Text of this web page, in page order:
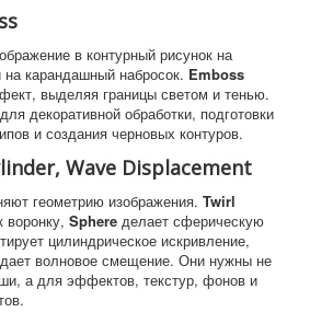
в контурный рисунок на
карандашный набросок. Emboss
выделяя границы светом и тенью.
декоративной обработки, подготовки
и создания черновых контуров.
Wave Displacement
геометрию изображения. Twirl
воронку, Sphere делает сферическую
цилиндрическое искривление,
волновое смещение. Они нужны не
а для эффектов, текстур, фонов и